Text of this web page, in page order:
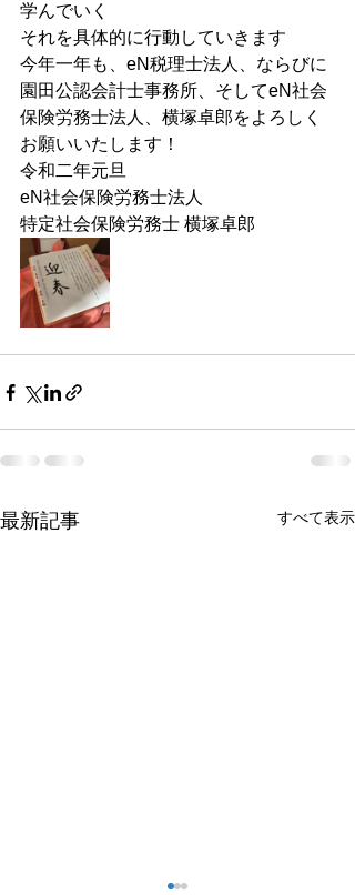
学んでいく
それを具体的に行動していきます
今年一年も、eN税理士法人、ならびに
園田公認会計士事務所、そしてeN社会
保険労務士法人、横塚卓郎をよろしく
お願いいたします！
令和二年元旦
eN社会保険労務士法人
特定社会保険労務士 横塚卓郎
最新記事 すべて表示